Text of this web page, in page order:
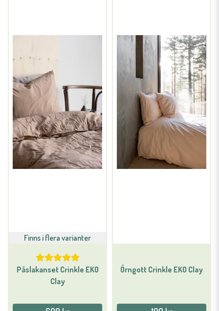
Finns i flera varianter
Påslakanset Crinkle EKO
Clay
Örngott Crinkle EKO Clay